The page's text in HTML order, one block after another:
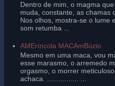
Dentro de mim, o magma
muda, constante, as chamas
Nos olhos, mostra-se o lume
som retumba ...
AMEríncola MACAmBúzio
Mesmo em uma maca, vou
esse marasmo, o arremedo
orgasmo, o morrer
achaca. ................ ...